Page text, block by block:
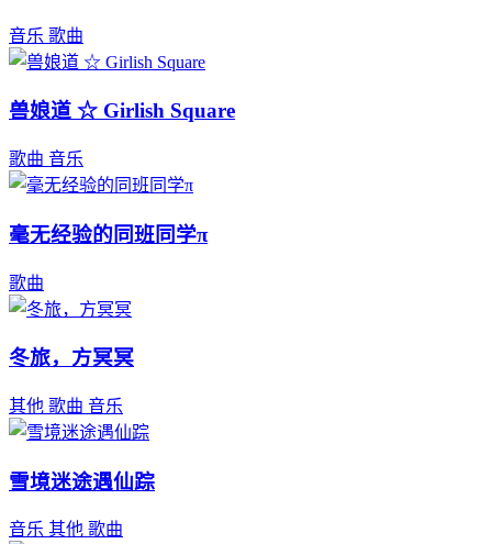
音乐 歌曲
兽娘道 ☆ Girlish Square
歌曲 音乐
毫无经验的同班同学π
歌曲
冬旅，方冥冥
其他 歌曲 音乐
雪境迷途遇仙踪
音乐 其他 歌曲